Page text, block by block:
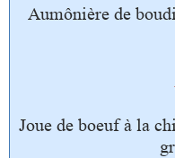
Aumônière de
Joue de boeuf à la